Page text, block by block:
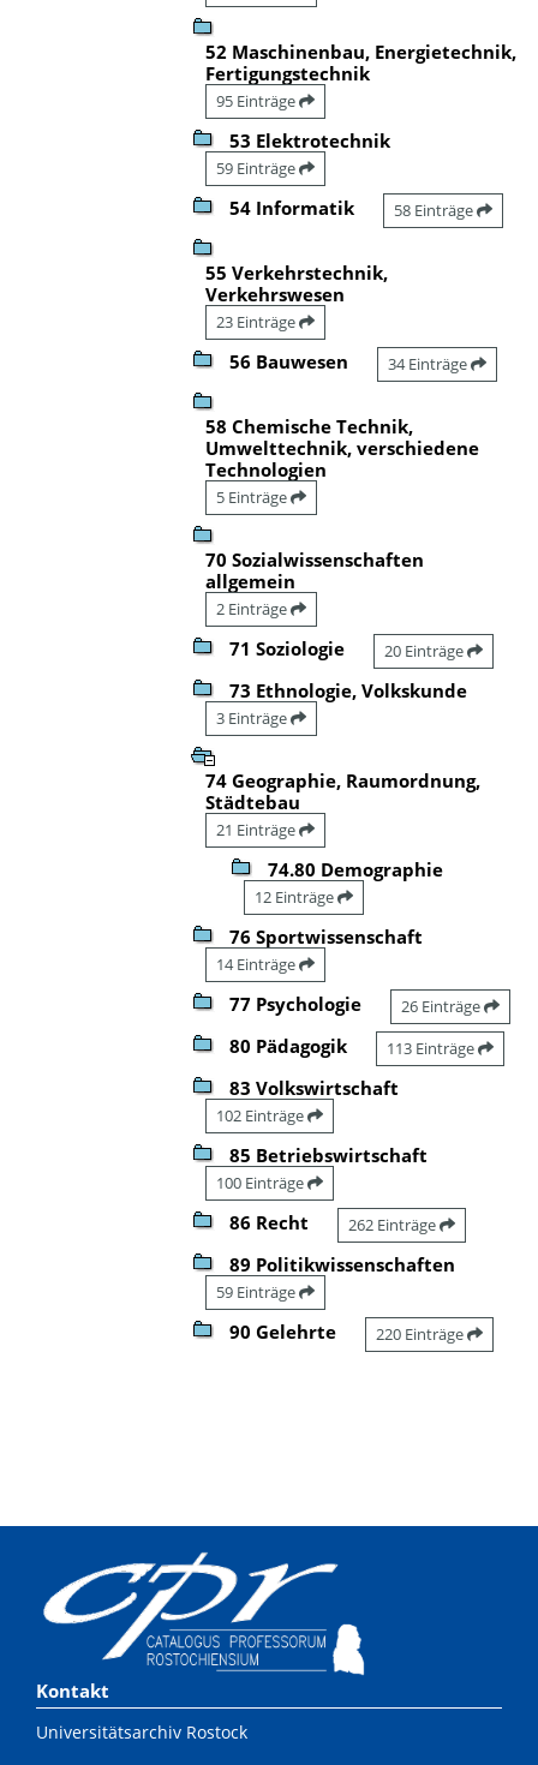
52 Maschinenbau, Energietechnik,
Fertigungstechnik
95 Einträge
53 Elektrotechnik
59 Einträge
54 Informatik 58 Einträge
55 Verkehrstechnik,
Verkehrswesen
23 Einträge
56 Bauwesen 34 Einträge
58 Chemische Technik,
Umwelttechnik, verschiedene
Technologien
5 Einträge
70 Sozialwissenschaften
allgemein
2 Einträge
71 Soziologie 20 Einträge
73 Ethnologie, Volkskunde
3 Einträge
74 Geographie, Raumordnung,
Städtebau
21 Einträge
74.80 Demographie
12 Einträge
76 Sportwissenschaft
14 Einträge
77 Psychologie 26 Einträge
80 Pädagogik 113 Einträge
83 Volkswirtschaft
102 Einträge
85 Betriebswirtschaft
100 Einträge
86 Recht 262 Einträge
89 Politikwissenschaften
59 Einträge
90 Gelehrte 220 Einträge
Kontakt
Universitätsarchiv Rostock